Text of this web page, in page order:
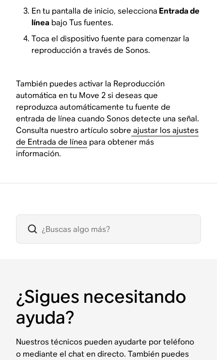
En tu pantalla de inicio, selecciona Entrada de
línea bajo Tus fuentes.
Toca el dispositivo fuente para comenzar la
reproducción a través de Sonos.
También puedes activar la Reproducción
automática en tu Move 2 si deseas que
reproduzca automáticamente tu fuente de
entrada de línea cuando Sonos detecte una señal.
Consulta nuestro artículo sobre ajustar los ajustes
de Entrada de línea para obtener más
información.
¿Sigues necesitando
ayuda?
Nuestros técnicos pueden ayudarte por teléfono
o mediante el chat en directo. También puedes